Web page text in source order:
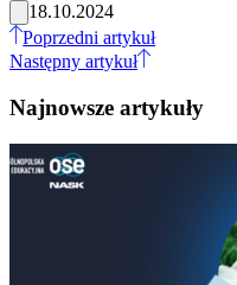
18.10.2024
Poprzedni artykuł
Następny artykuł
Najnowsze artykuły